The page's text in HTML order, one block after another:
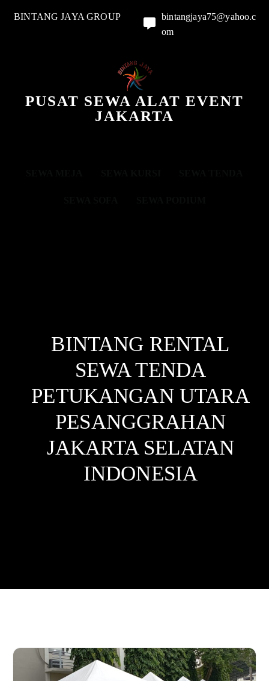
BINTANG JAYA GROUP
bintangjaya75@yahoo.c
om
PUSAT SEWA ALAT EVENT
JAKARTA
BINTANG RENTAL
SEWA TENDA
PETUKANGAN UTARA
PESANGGRAHAN
JAKARTA SELATAN
INDONESIA